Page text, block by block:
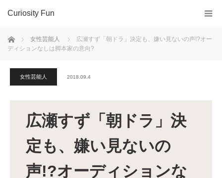
Curiosity Fun
ホーム 女性芸能人
広瀬すず「朝ドラ」決定も、嫌い見ないの声!?オー
ディションなしは脚本家の意向?
女性芸能人 2018.09.4
広瀬すず「朝ドラ」決
定も、嫌い見ないの
声!?オーディションな